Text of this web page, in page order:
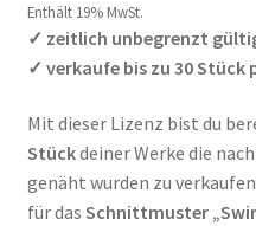
Enthält 19% MwSt.
✓ zeitlich unbegrenzt
✓ verkaufe bis zu 30 Stück
Mit dieser Lizenz bist du
Stückdeiner Werke die
genäht wurden zu
für das Schnittmuster